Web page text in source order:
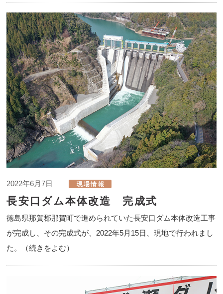
2022年6月7日
長安口ダム本体改造 完成式
徳島県那賀郡那賀町で進められていた長安口ダム本体改造工事
が完成し、その完成式が、2022年5月15日、現地で行われまし
た。（続きをよむ）